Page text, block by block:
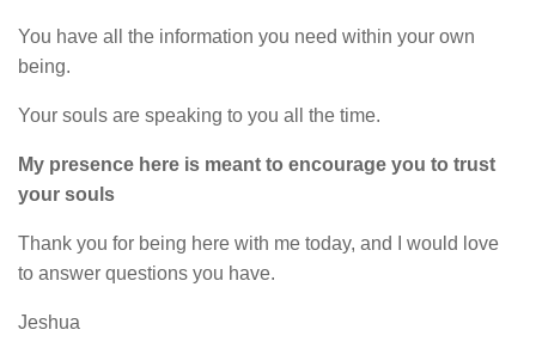
You have all the information you need within your own
being.
Your souls are speaking to you all the time.
My presence here is meant to encourage you to trust
your souls
Thank you for being here with me today, and I would love
to answer questions you have.
Jeshua